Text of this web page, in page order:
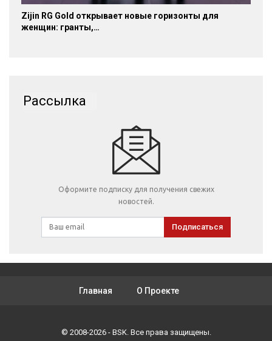
Zijin RG Gold открывает новые горизонты для
женщин: гранты,…
Рассылка
Оформите подписку для получения свежих
новостей.
Подписаться
Главная О Проекте
© 2008-2026 - BSK. Все права защищены.